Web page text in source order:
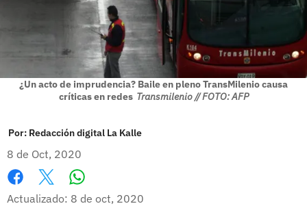
¿Un acto de imprudencia? Baile en pleno TransMilenio causa
críticas en redes Transmilenio // FOTO: AFP
Por: Redacción digital La Kalle
8 de Oct, 2020
Facebook
X
Actualizado: 8 de oct, 2020